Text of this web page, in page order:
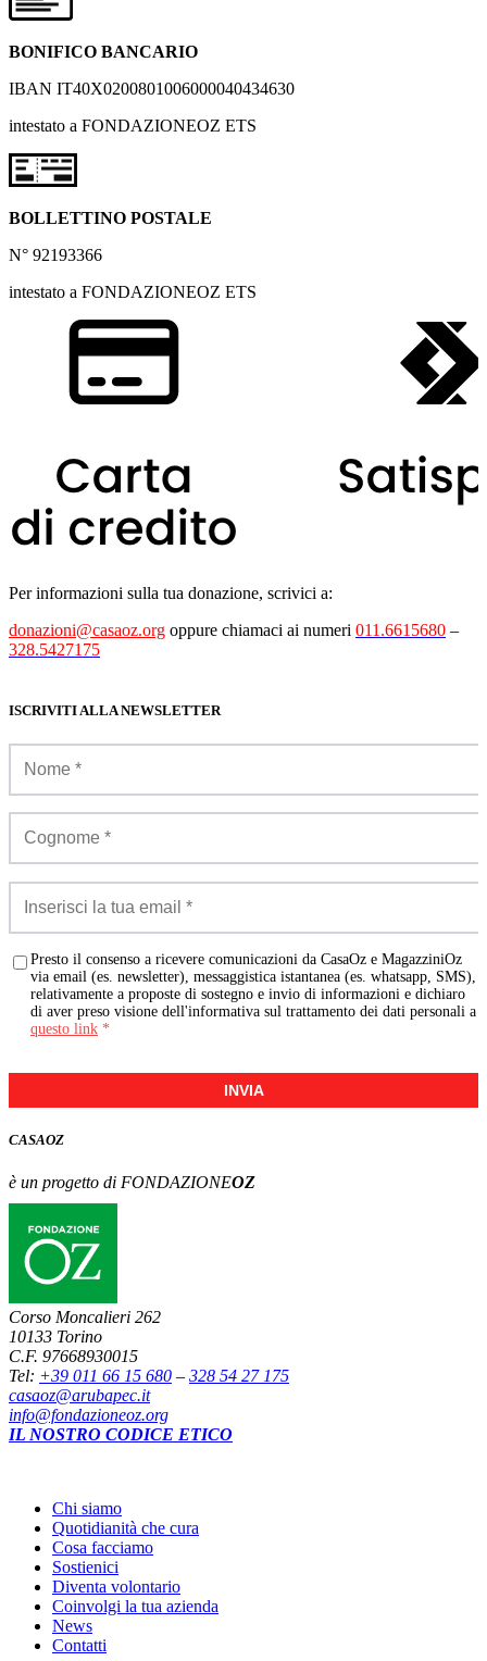
BONIFICO BANCARIO
IBAN IT40X0200801006000040434630
intestato a FONDAZIONEOZ ETS
BOLLETTINO POSTALE
N° 92193366
intestato a FONDAZIONEOZ ETS
Per informazioni sulla tua donazione, scrivici a:
donazioni@casaoz.org oppure chiamaci ai numeri 011.6615680 –
328.5427175
ISCRIVITI ALLA NEWSLETTER
Presto il consenso a ricevere comunicazioni da CasaOz e MagazziniOz
via email (es. newsletter), messaggistica istantanea (es. whatsapp, SMS),
relativamente a proposte di sostegno e invio di informazioni e dichiaro
di aver preso visione dell'informativa sul trattamento dei dati personali a
questo link *
INVIA
CASAOZ
è un progetto di FONDAZIONEOZ
Corso Moncalieri 262
10133 Torino
C.F. 97668930015
Tel: +39 011 66 15 680 – 328 54 27 175
casaoz@arubapec.it
info@fondazioneoz.org
IL NOSTRO CODICE ETICO
Chi siamo
Quotidianità che cura
Cosa facciamo
Sostienici
Diventa volontario
Coinvolgi la tua azienda
News
Contatti